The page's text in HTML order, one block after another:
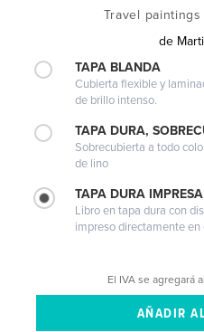
Travel
de
TAPA BLANDA
Cubierta flexible y
de brillo intenso.
TAPA DURA,
Sobrecubierta a todo
de lino
TAPA DURA IMPRESA
Libro en tapa dura con
impreso directamente en
El IVA se agregará